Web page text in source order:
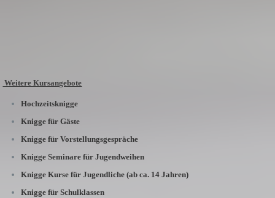
Weitere Kursangebote
Hochzeitsknigge
Knigge für Gäste
Knigge für Vorstellungsgespräche
Knigge Seminare für Jugendweihen
Knigge Kurse für Jugendliche (ab ca. 14 Jahren)
Knigge für Schulklassen